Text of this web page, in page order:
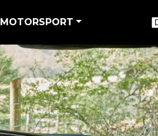
MOTORSPORT